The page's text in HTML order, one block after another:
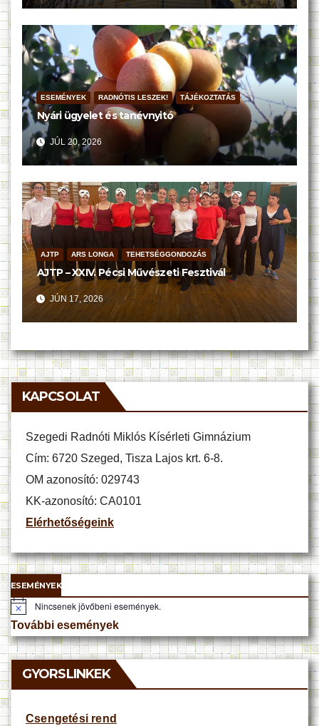
ESEMÉNYEK RADNÓTIS LESZEK! TÁJÉKOZTATÁS
Nyári ügyelet és tanévnyitó
JÚL 20, 2026
AJTP ARS LONGA TEHETSÉGGONDOZÁS
AJTP – XXIV. Pécsi Művészeti Fesztivál
JÚN 17, 2026
KAPCSOLAT
Szegedi Radnóti Miklós Kísérleti Gimnázium
Cím: 6720 Szeged, Tisza Lajos krt. 6-8.
OM azonosító: 029743
KK-azonosító: CA0101
Elérhetőségeink
ESEMÉNYEK
N
o
t
i
c
e
Nincsenek jövőbeni események.
További események
GYORSLINKEK
Csengetési rend